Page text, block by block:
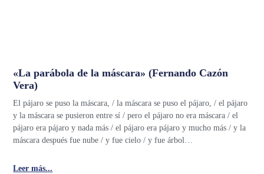
«La parábola de la máscara» (Fernando Cazón
Vera)
El pájaro se puso la máscara, / la máscara se puso el pájaro, / el pájaro
y la máscara se pusieron entre sí / pero el pájaro no era máscara / el
pájaro era pájaro y nada más / el pájaro era pájaro y mucho más / y la
máscara después fue nube / y fue cielo / y fue árbol…
Leer más...